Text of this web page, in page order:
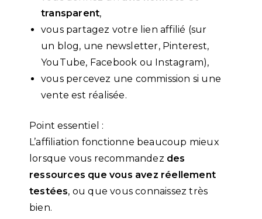
transparent,
vous partagez votre lien affilié (sur
un blog, une newsletter, Pinterest,
YouTube, Facebook ou Instagram),
vous percevez une commission si une
vente est réalisée.
Point essentiel :
L’affiliation fonctionne beaucoup mieux
lorsque vous recommandez des
ressources que vous avez réellement
testées, ou que vous connaissez très
bien.